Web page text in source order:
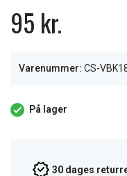
95 kr.
Varenummer: CS-
På lager
30 dages